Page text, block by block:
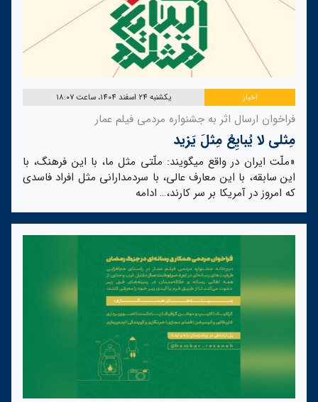
اخبار یکشنبه 24 اسفند 1404، ساعت 18:07
فراخوان ارسال اثر به جشنواره مردمی فیلم عمار
مِثلی لا یُبایِعُ مِثلَ یَزید
«ملّت ایران در واقع میگویند: ملّتی مثل ما، با این فرهنگ، با
این سابقه، با این معارف عالی، با سردمدارانی مثل افراد فاسدی
که امروز در آمریکا بر سر کارند،… ادامه